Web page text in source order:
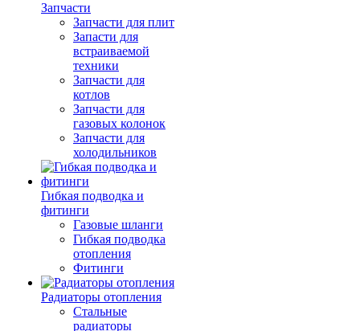
Запчасти
Запчасти для плит
Запасти для
встраиваемой
техники
Запчасти для
котлов
Запчасти для
газовых колонок
Запчасти для
холодильников
Гибкая подводка и
фитинги
Газовые шланги
Гибкая подводка
отопления
Фитинги
Радиаторы отопления
Стальные
радиаторы